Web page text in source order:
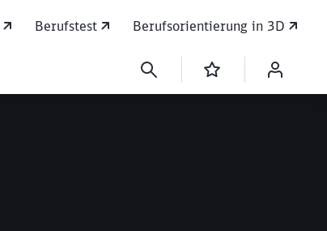
Berufstest Berufsorientierung in 3D